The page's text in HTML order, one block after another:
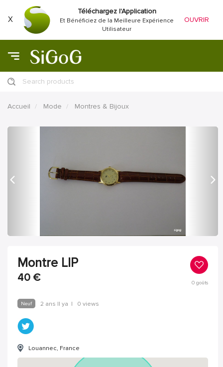
X
Téléchargez l'Application
Et Bénéficiez de la Meilleure Expérience
Utilisateur
OUVRIR
Search products
Accueil Mode Montres & Bijoux
Montre LIP
40 € 0goûts
Neuf 2 ans Il ya | 0 views
Louannec, France